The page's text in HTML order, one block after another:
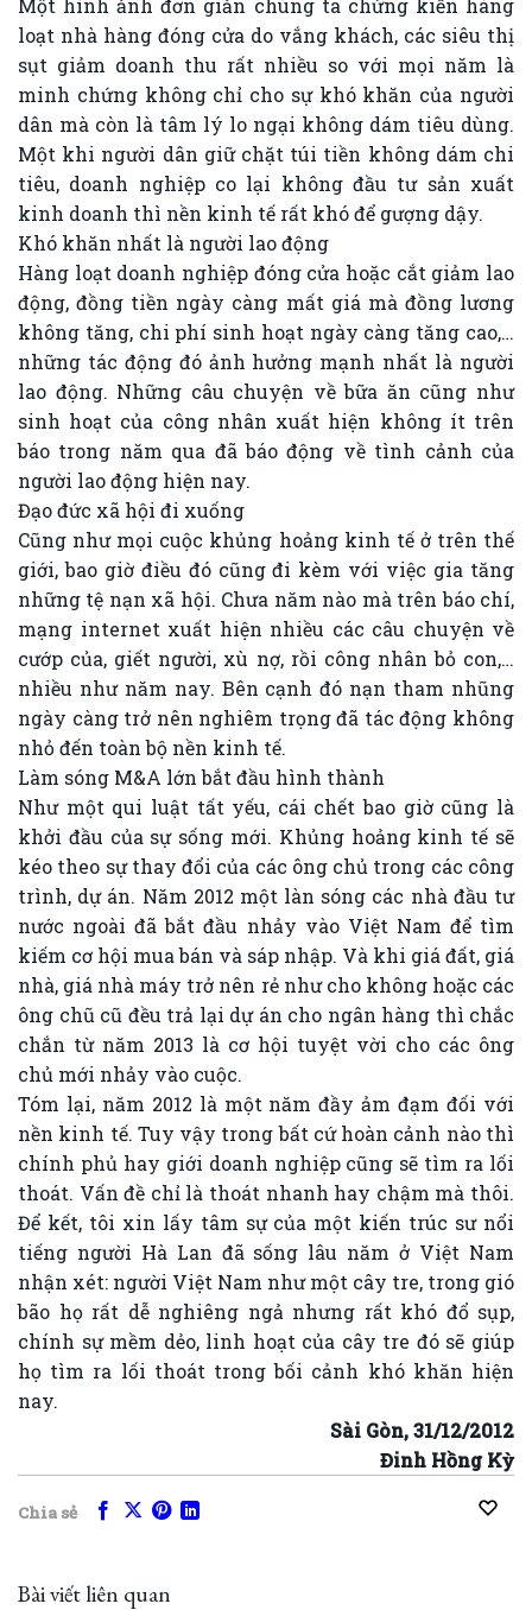
Một hình ảnh đơn giản chúng ta chứng kiến hàng
loạt nhà hàng đóng cửa do vắng khách, các siêu thị
sụt giảm doanh thu rất nhiều so với mọi năm là
minh chứng không chỉ cho sự khó khăn của người
dân mà còn là tâm lý lo ngại không dám tiêu dùng.
Một khi người dân giữ chặt túi tiền không dám chi
tiêu, doanh nghiệp co lại không đầu tư sản xuất
kinh doanh thì nền kinh tế rất khó để gượng dậy.
Khó khăn nhất là người lao động
Hàng loạt doanh nghiệp đóng cửa hoặc cắt giảm lao
động, đồng tiền ngày càng mất giá mà đồng lương
không tăng, chi phí sinh hoạt ngày càng tăng cao,…
những tác động đó ảnh hưởng mạnh nhất là người
lao động. Những câu chuyện về bữa ăn cũng như
sinh hoạt của công nhân xuất hiện không ít trên
báo trong năm qua đã báo động về tình cảnh của
người lao động hiện nay.
Đạo đức xã hội đi xuống
Cũng như mọi cuộc khủng hoảng kinh tế ở trên thế
giới, bao giờ điều đó cũng đi kèm với việc gia tăng
những tệ nạn xã hội. Chưa năm nào mà trên báo chí,
mạng internet xuất hiện nhiều các câu chuyện về
cướp của, giết người, xù nợ, rồi công nhân bỏ con,…
nhiều như năm nay. Bên cạnh đó nạn tham nhũng
ngày càng trở nên nghiêm trọng đã tác động không
nhỏ đến toàn bộ nền kinh tế.
Làm sóng M&A lớn bắt đầu hình thành
Như một qui luật tất yếu, cái chết bao giờ cũng là
khởi đầu của sự sống mới. Khủng hoảng kinh tế sẽ
kéo theo sự thay đổi của các ông chủ trong các công
trình, dự án. Năm 2012 một làn sóng các nhà đầu tư
nước ngoài đã bắt đầu nhảy vào Việt Nam để tìm
kiếm cơ hội mua bán và sáp nhập. Và khi giá đất, giá
nhà, giá nhà máy trở nên rẻ như cho không hoặc các
ông chũ cũ đều trả lại dự án cho ngân hàng thì chắc
chắn từ năm 2013 là cơ hội tuyệt vời cho các ông
chủ mới nhảy vào cuộc.
Tóm lại, năm 2012 là một năm đầy ảm đạm đối với
nền kinh tế. Tuy vậy trong bất cứ hoàn cảnh nào thì
chính phủ hay giới doanh nghiệp cũng sẽ tìm ra lối
thoát. Vấn đề chỉ là thoát nhanh hay chậm mà thôi.
Để kết, tôi xin lấy tâm sự của một kiến trúc sư nổi
tiếng người Hà Lan đã sống lâu năm ở Việt Nam
nhận xét: người Việt Nam như một cây tre, trong gió
bão họ rất dễ nghiêng ngả nhưng rất khó đổ sụp,
chính sự mềm dẻo, linh hoạt của cây tre đó sẽ giúp
họ tìm ra lối thoát trong bối cảnh khó khăn hiện
nay.
Sài Gòn, 31/12/2012
Đinh Hồng Kỳ
Chia sẻ
Bài viết liên quan